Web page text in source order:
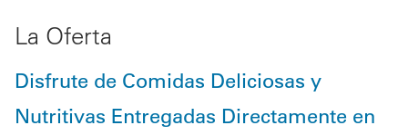
La Oferta
Disfrute de Comidas Deliciosas y
Nutritivas Entregadas Directamente en